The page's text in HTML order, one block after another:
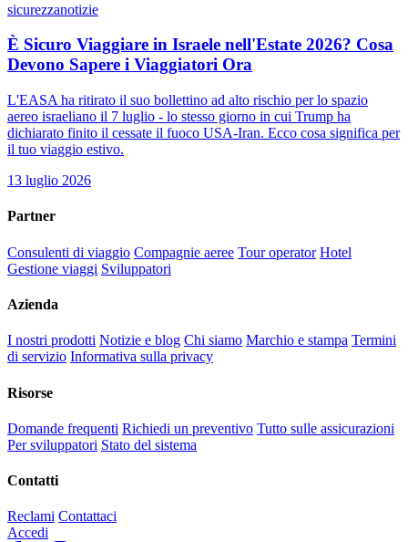
sicurezzanotizie
È Sicuro Viaggiare in Israele nell'Estate 2026? Cosa
Devono Sapere i Viaggiatori Ora
L'EASA ha ritirato il suo bollettino ad alto rischio per lo spazio
aereo israeliano il 7 luglio - lo stesso giorno in cui Trump ha
dichiarato finito il cessate il fuoco USA-Iran. Ecco cosa significa per
il tuo viaggio estivo.
13 luglio 2026
Partner
Consulenti di viaggio Compagnie aeree Tour operator Hotel
Gestione viaggi Sviluppatori
Azienda
I nostri prodotti Notizie e blog Chi siamo Marchio e stampa Termini
di servizio Informativa sulla privacy
Risorse
Domande frequenti Richiedi un preventivo Tutto sulle assicurazioni
Per sviluppatori Stato del sistema
Contatti
Reclami Contattaci
Accedi